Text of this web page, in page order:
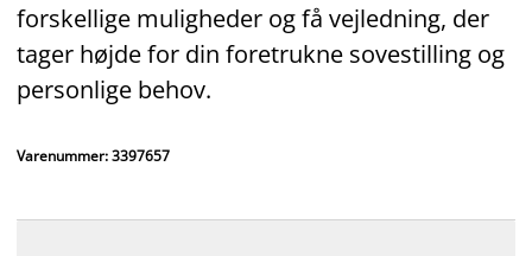
forskellige muligheder og få vejledning, der
tager højde for din foretrukne sovestilling og
personlige behov.
Varenummer: 3397657